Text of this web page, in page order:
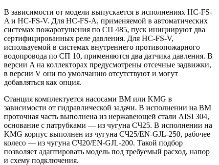
В зависимости от модели выпускается в исполнениях HC-FS-
A и HC-FS-V. Для HC-FS-A, применяемой в автоматических
системах пожаротушения по СП 485, пуск инициируют два
сертифицированных реле давления. Для HC-FS-V,
используемой в системах внутреннего противопожарного
водопровода по СП 10, применяются два датчика давления. В
версии A на коллекторах предусмотрены отсечные задвижки,
в версии V они по умолчанию отсутствуют и могут
добавляться как опция.
Станция комплектуется насосами BM или KMG в
зависимости от гидравлической задачи. В исполнении на BM
проточная часть выполнена из нержавеющей стали AISI 304,
основание с патрубками — из чугуна СЧ25. В исполнении на
KMG корпус выполнен из чугуна СЧ25/EN-GJL-250, рабочее
колесо — из чугуна СЧ20/EN-GJL-200. Такой подбор
позволяет адаптировать модель под требуемый расход, напор
и схему подключения.